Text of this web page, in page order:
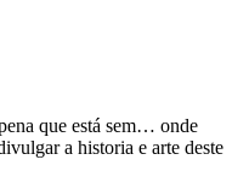
que está sem… onde
a historia e arte deste